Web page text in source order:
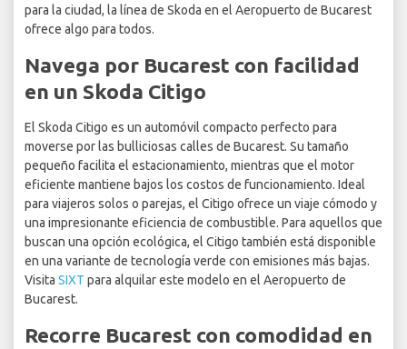
para la ciudad, la línea de Skoda en el Aeropuerto de Bucarest
ofrece algo para todos.
Navega por Bucarest con facilidad
en un Skoda Citigo
El Skoda Citigo es un automóvil compacto perfecto para
moverse por las bulliciosas calles de Bucarest. Su tamaño
pequeño facilita el estacionamiento, mientras que el motor
eficiente mantiene bajos los costos de funcionamiento. Ideal
para viajeros solos o parejas, el Citigo ofrece un viaje cómodo y
una impresionante eficiencia de combustible. Para aquellos que
buscan una opción ecológica, el Citigo también está disponible
en una variante de tecnología verde con emisiones más bajas.
Visita SIXT para alquilar este modelo en el Aeropuerto de
Bucarest.
Recorre Bucarest con comodidad en